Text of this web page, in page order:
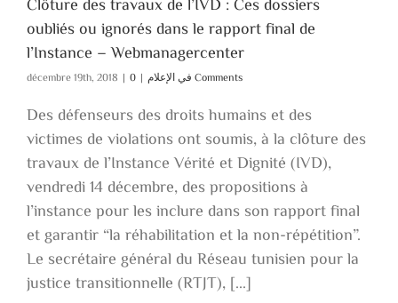
Clôture des travaux de l’IVD : Ces dossiers
oubliés ou ignorés dans le rapport final de
l’Instance – Webmanagercenter
décembre 19th, 2018 | في الإعلام | 0 Comments
Des défenseurs des droits humains et des
victimes de violations ont soumis, à la clôture des
travaux de l’Instance Vérité et Dignité (IVD),
vendredi 14 décembre, des propositions à
l’instance pour les inclure dans son rapport final
et garantir “la réhabilitation et la non-répétition”.
Le secrétaire général du Réseau tunisien pour la
justice transitionnelle (RTJT), [...]